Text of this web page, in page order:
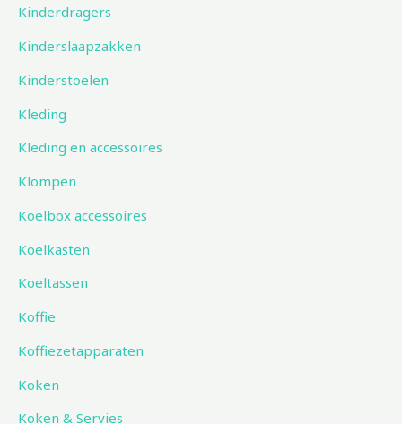
Kinderdragers
Kinderslaapzakken
Kinderstoelen
Kleding
Kleding en accessoires
Klompen
Koelbox accessoires
Koelkasten
Koeltassen
Koffie
Koffiezetapparaten
Koken
Koken & Servies